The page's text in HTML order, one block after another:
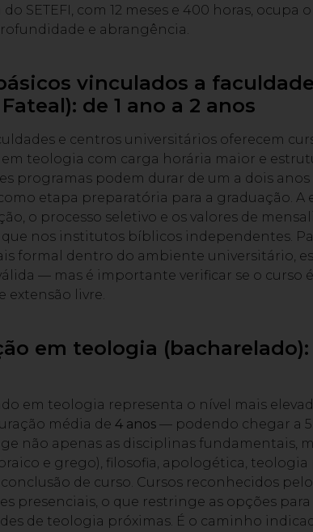
SETEFI, com 12 meses e 400 horas, ocupa
e abrangência.
vinculados a
de 1 ano a 2 anos
e centros universitários oferecem
teologia com carga horária maior e
programas podem durar de um a dois anos
etapa preparatória para a graduação. A
o processo seletivo e os valores de
que nos institutos bíblicos independentes.
formal dentro do ambiente universitário,
— mas é importante verificar se o curso
extensão livre.
em teologia
em teologia representa o nível mais
média de 4 anos — podendo chegar a
não apenas as disciplinas fundamentais,
e grego), filosofia, apologética, teologia
de curso. Cursos reconhecidos
presenciais, o que restringe as opções
de teologia próximas. É o caminho